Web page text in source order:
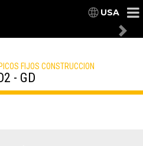
USA
FIJOS CONSTRUCCION
- GD